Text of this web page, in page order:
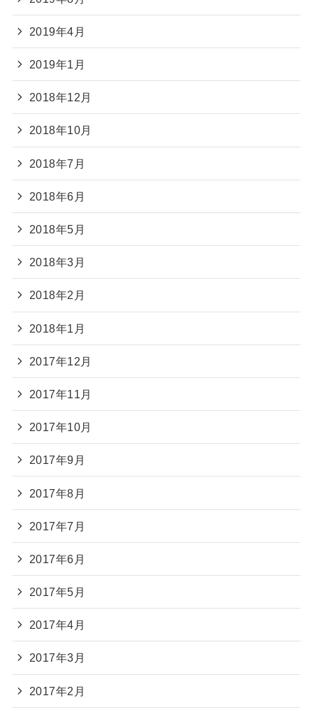
2019年4月
2019年1月
2018年12月
2018年10月
2018年7月
2018年6月
2018年5月
2018年3月
2018年2月
2018年1月
2017年12月
2017年11月
2017年10月
2017年9月
2017年8月
2017年7月
2017年6月
2017年5月
2017年4月
2017年3月
2017年2月